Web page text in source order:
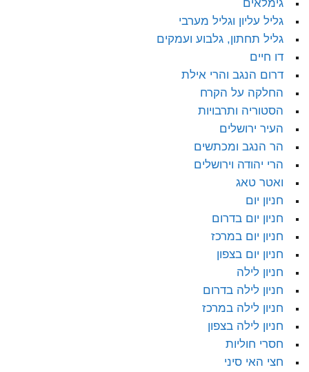
גימלאים
גליל עליון וגליל מערבי
גליל תחתון, גלבוע ועמקים
דו חיים
דרום הנגב והרי אילת
החלקה על הקרח
הסטוריה ותרבויות
העיר ירושלים
הר הנגב ומכתשים
הרי יהודה וירושלים
ואטר טאג
חניון יום
חניון יום בדרום
חניון יום במרכז
חניון יום בצפון
חניון לילה
חניון לילה בדרום
חניון לילה במרכז
חניון לילה בצפון
חסרי חוליות
חצי האי סיני